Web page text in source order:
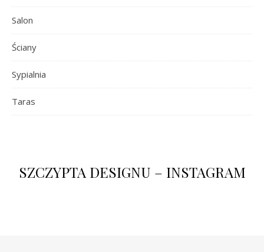
Salon
Ściany
Sypialnia
Taras
SZCZYPTA DESIGNU – INSTAGRAM